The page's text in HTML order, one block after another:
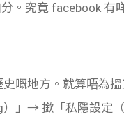
。究竟 facebook 有
嘅地方。就算唔為
」→ 撳「私隱設定